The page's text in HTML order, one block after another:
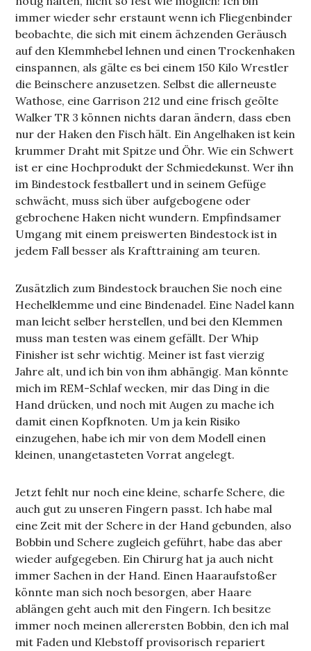
immer wieder sehr erstaunt wenn ich Fliegenbinder
beobachte, die sich mit einem ächzenden Geräusch
auf den Klemmhebel lehnen und einen Trockenhaken
einspannen, als gälte es bei einem 150 Kilo Wrestler
die Beinschere anzusetzen. Selbst die allerneuste
Wathose, eine Garrison 212 und eine frisch geölte
Walker TR 3 können nichts daran ändern, dass eben
nur der Haken den Fisch hält. Ein Angelhaken ist kein
krummer Draht mit Spitze und Öhr. Wie ein Schwert
ist er eine Hochprodukt der Schmiedekunst. Wer ihn
im Bindestock festballert und in seinem Gefüge
schwächt, muss sich über aufgebogene oder
gebrochene Haken nicht wundern. Empfindsamer
Umgang mit einem preiswerten Bindestock ist in
jedem Fall besser als Krafttraining am teuren.
Zusätzlich zum Bindestock brauchen Sie noch eine
Hechelklemme und eine Bindenadel. Eine Nadel kann
man leicht selber herstellen, und bei den Klemmen
muss man testen was einem gefällt. Der Whip
Finisher ist sehr wichtig. Meiner ist fast vierzig
Jahre alt, und ich bin von ihm abhängig. Man könnte
mich im REM-Schlaf wecken, mir das Ding in die
Hand drücken, und noch mit Augen zu mache ich
damit einen Kopfknoten. Um ja kein Risiko
einzugehen, habe ich mir von dem Modell einen
kleinen, unangetasteten Vorrat angelegt.
Jetzt fehlt nur noch eine kleine, scharfe Schere, die
auch gut zu unseren Fingern passt. Ich habe mal
eine Zeit mit der Schere in der Hand gebunden, also
Bobbin und Schere zugleich geführt, habe das aber
wieder aufgegeben. Ein Chirurg hat ja auch nicht
immer Sachen in der Hand. Einen Haaraufstoßer
könnte man sich noch besorgen, aber Haare
ablängen geht auch mit den Fingern. Ich besitze
immer noch meinen allerersten Bobbin, den ich mal
mit Faden und Klebstoff provisorisch repariert